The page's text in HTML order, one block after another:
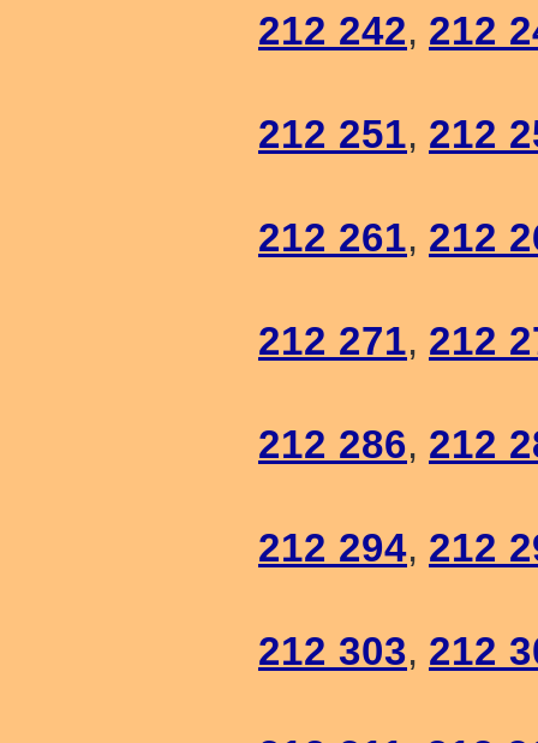
212 242, 212
212 251, 212
212 261, 212
212 271, 212
212 286, 212
212 294, 212
212 303, 212